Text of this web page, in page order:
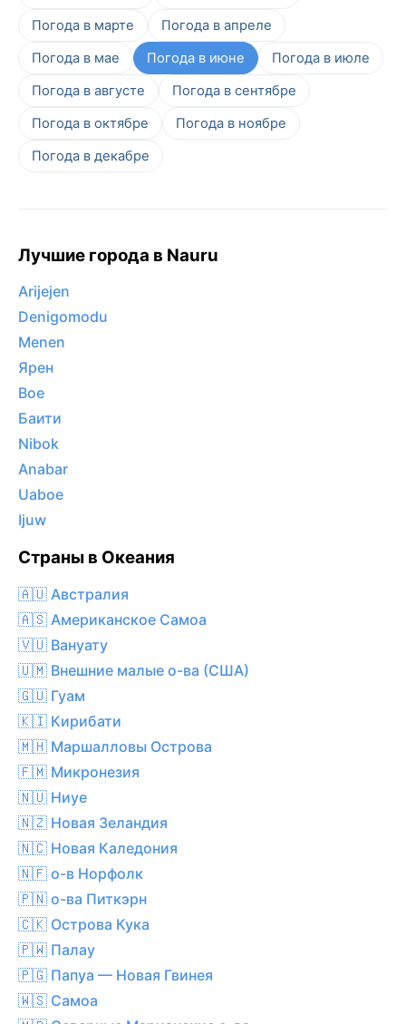
Погода в марте
Погода в апреле
Погода в мае
Погода в июне
Погода в июле
Погода в августе
Погода в сентябре
Погода в октябре
Погода в ноябре
Погода в декабре
Лучшие города в Nauru
Arijejen
Denigomodu
Menen
Ярен
Boe
Баити
Nibok
Anabar
Uaboe
Ijuw
Страны в Океания
🇦🇺 Австралия
🇦🇸 Американское Самоа
🇻🇺 Вануату
🇺🇲 Внешние малые о-ва (США)
🇬🇺 Гуам
🇰🇮 Кирибати
🇲🇭 Маршалловы Острова
🇫🇲 Микронезия
🇳🇺 Ниуе
🇳🇿 Новая Зеландия
🇳🇨 Новая Каледония
🇳🇫 о-в Норфолк
🇵🇳 о-ва Питкэрн
🇨🇰 Острова Кука
🇵🇼 Палау
🇵🇬 Папуа — Новая Гвинея
🇼🇸 Самоа